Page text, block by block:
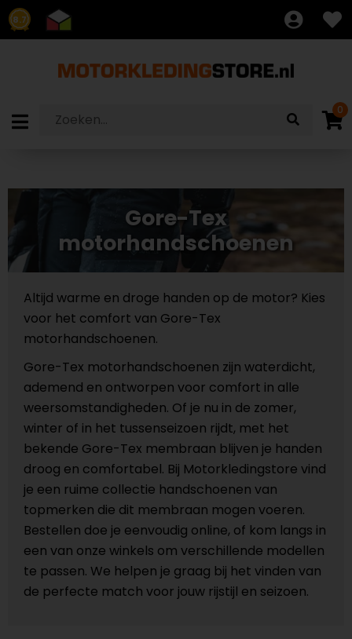
8.7
0
Gore-Tex
motorhandschoenen
Altijd warme en droge handen op de motor? Kies
voor het comfort van Gore-Tex
motorhandschoenen.
Gore-Tex motorhandschoenen zijn waterdicht,
ademend en ontworpen voor comfort in alle
weersomstandigheden. Of je nu in de zomer,
winter of in het tussenseizoen rijdt, met het
bekende Gore-Tex membraan blijven je handen
droog en comfortabel. Bij Motorkledingstore vind
je een ruime collectie handschoenen van
topmerken die dit membraan mogen voeren.
Bestellen doe je eenvoudig online, of kom langs in
een van onze winkels om verschillende modellen
te passen. We helpen je graag bij het vinden van
de perfecte match voor jouw rijstijl en seizoen.